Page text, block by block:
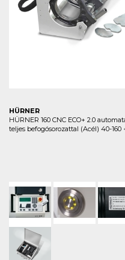
HÜRNER
HÜRNER 160 CNC ECO+ 2.0
teljes befogósorozattal (Acél) 40-